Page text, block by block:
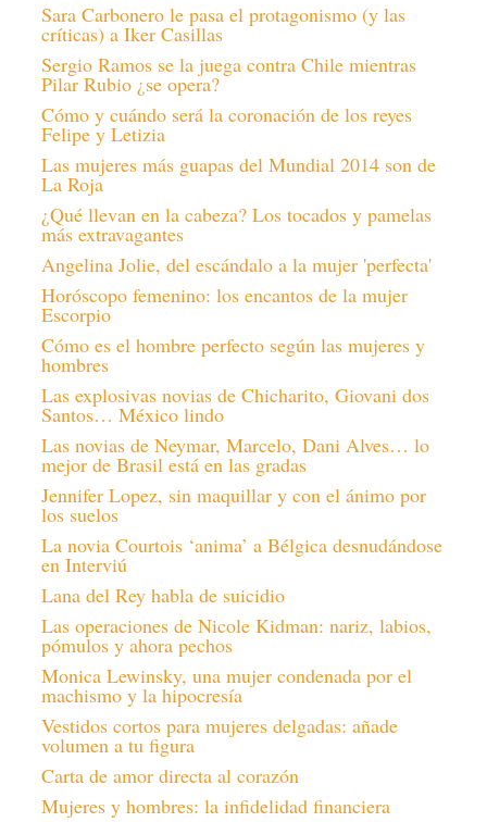
Sara Carbonero le pasa el protagonismo (y las
críticas) a Iker Casillas
Sergio Ramos se la juega contra Chile mientras
Pilar Rubio ¿se opera?
Cómo y cuándo será la coronación de los reyes
Felipe y Letizia
Las mujeres más guapas del Mundial 2014 son de
La Roja
¿Qué llevan en la cabeza? Los tocados y pamelas
más extravagantes
Angelina Jolie, del escándalo a la mujer 'perfecta'
Horóscopo femenino: los encantos de la mujer
Escorpio
Cómo es el hombre perfecto según las mujeres y
hombres
Las explosivas novias de Chicharito, Giovani dos
Santos… México lindo
Las novias de Neymar, Marcelo, Dani Alves… lo
mejor de Brasil está en las gradas
Jennifer Lopez, sin maquillar y con el ánimo por
los suelos
La novia Courtois ‘anima’ a Bélgica desnudándose
en Interviú
Lana del Rey habla de suicidio
Las operaciones de Nicole Kidman: nariz, labios,
pómulos y ahora pechos
Monica Lewinsky, una mujer condenada por el
machismo y la hipocresía
Vestidos cortos para mujeres delgadas: añade
volumen a tu figura
Carta de amor directa al corazón
Mujeres y hombres: la infidelidad financiera